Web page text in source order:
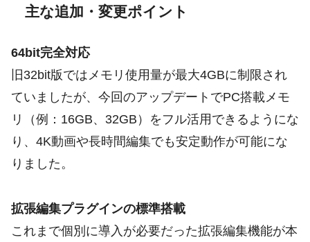
主な追加・変更ポイント
64bit完全対応
旧32bit版ではメモリ使用量が最大4GBに制限され
ていましたが、今回のアップデートでPC搭載メモ
リ（例：16GB、32GB）をフル活用できるようにな
り、4K動画や長時間編集でも安定動作が可能にな
りました。
拡張編集プラグインの標準搭載
これまで個別に導入が必要だった拡張編集機能が本